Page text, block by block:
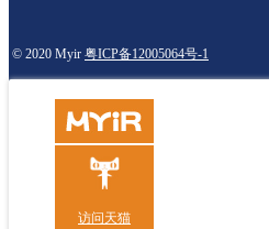
© 2020 Myir 粤ICP备12005064号-1
访问天猫